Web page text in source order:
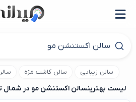
سالن زیبایی سالن کاشت مژه
لیست بهترینسالن اکستنشن مو در شمال